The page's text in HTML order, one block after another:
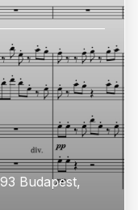
Budapest,